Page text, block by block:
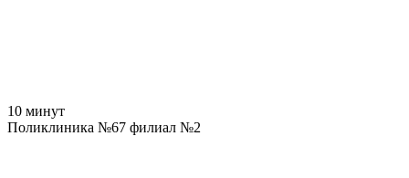
10 минут
Поликлиника №67 филиал №2